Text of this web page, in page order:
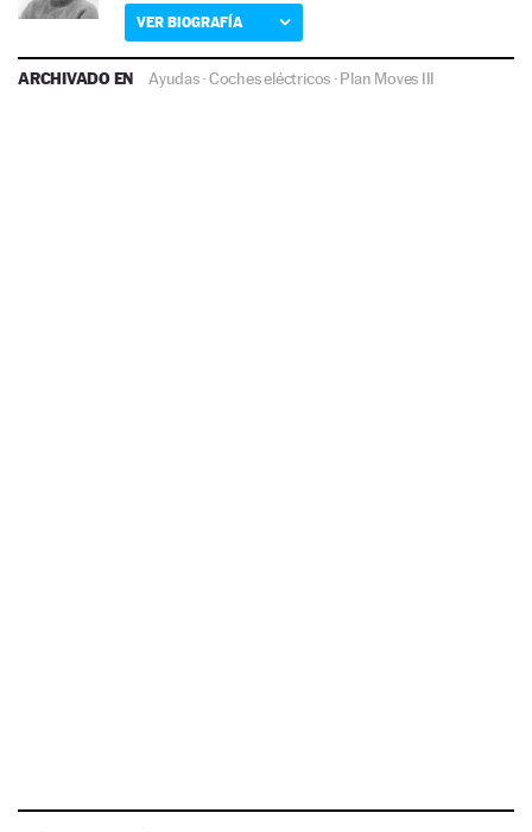
VER BIOGRAFÍA
ARCHIVADO EN Ayudas·Coches eléctricos ·Plan Moves III